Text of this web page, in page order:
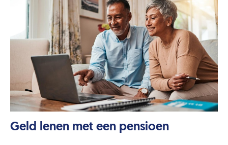
Geld lenen met een pensioen